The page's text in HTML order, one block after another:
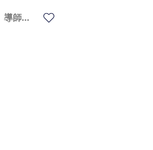
導師登入